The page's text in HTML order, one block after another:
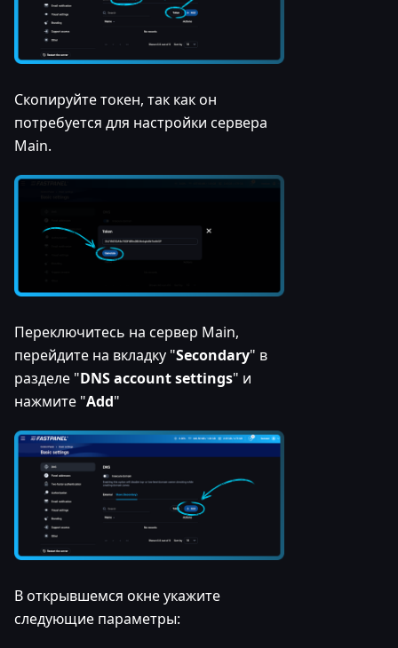
Скопируйте токен, так как он
потребуется для настройки сервера
Main.
Переключитесь на сервер Main,
перейдите на вкладку "Secondary" в
разделе "DNS account settings" и
нажмите "Add"
В открывшемся окне укажите
следующие параметры: